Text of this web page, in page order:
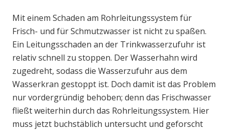
Mit einem Schaden am Rohrleitungssystem für
Frisch- und für Schmutzwasser ist nicht zu spaßen.
Ein Leitungsschaden an der Trinkwasserzufuhr ist
relativ schnell zu stoppen. Der Wasserhahn wird
zugedreht, sodass die Wasserzufuhr aus dem
Wasserkran gestoppt ist. Doch damit ist das Problem
nur vordergründig behoben; denn das Frischwasser
fließt weiterhin durch das Rohrleitungssystem. Hier
muss jetzt buchstäblich untersucht und geforscht